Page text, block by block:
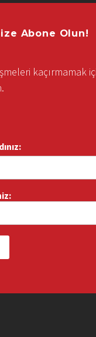
Abone Olun!
kaçırmamak